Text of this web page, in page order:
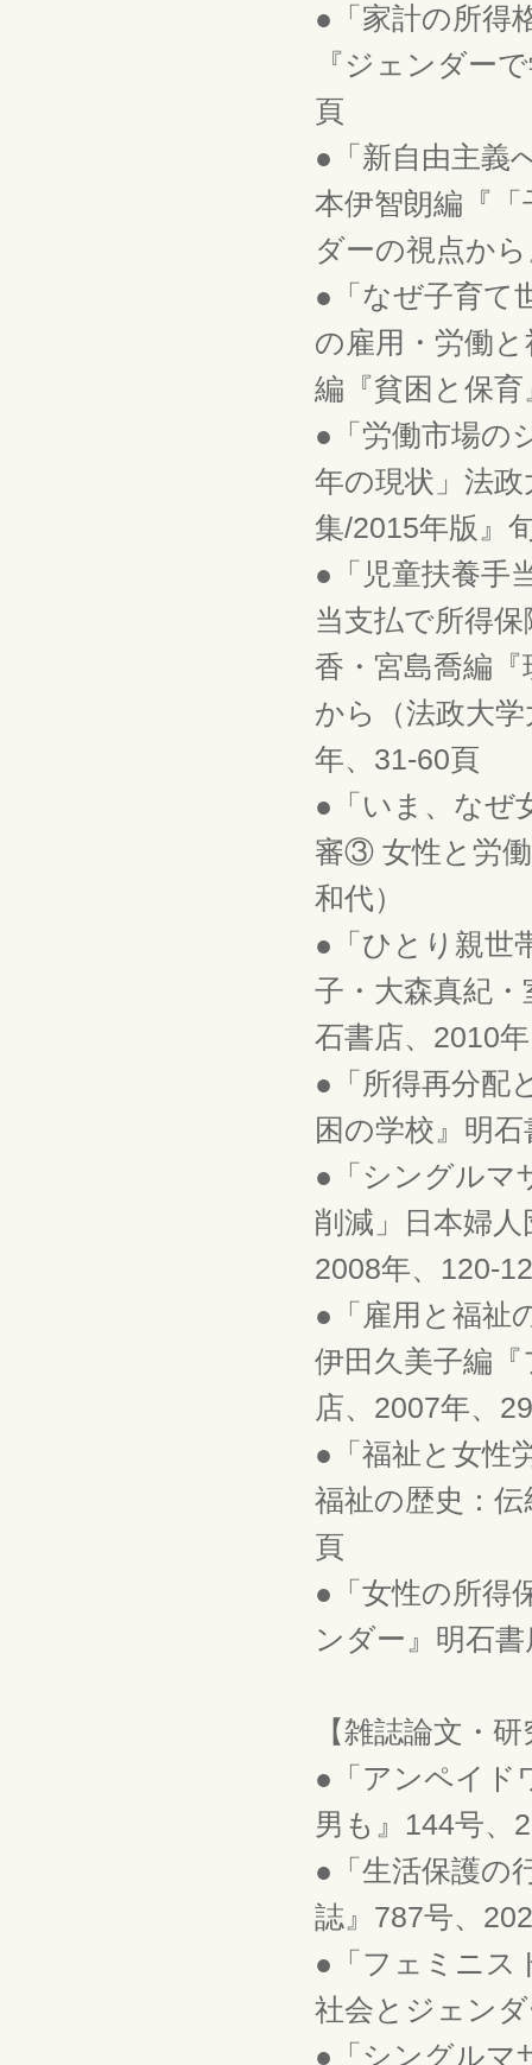
●「家計の所得
『ジェンダー
頁
●「新自由主義
本伊智朗編『
ダーの視点か
●「なぜ子育て
の雇用・労働
編『貧困と保
●「労働市場の
年の現状」法
集/2015年版』
●「児童扶養手
当支払で所得
香・宮島喬編
から（法政大
年、31-60頁
●「いま、なぜ
審③ 女性と労
和代）
●「ひとり親世
子・大森真紀
石書店、2010
●「所得再分配
困の学校』明
●「シングルマ
削減」日本婦
2008年、120-
●「雇用と福祉
伊田久美子編
店、2007年、
●「福祉と女性
福祉の歴史：
頁
●「女性の所得
ンダー』明石
【雑誌論文・
●「アンペイ
男も』144号、
●「生活保護の
誌』787号、
●「フェミニス
社会とジェン
●「シングル